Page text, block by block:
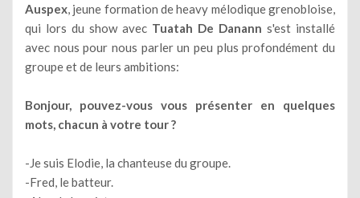
Auspex, jeune formation de heavy mélodique grenobloise,
qui lors du show avec Tuatah De Danann s'est installé
avec nous pour nous parler un peu plus profondément du
groupe et de leurs ambitions:
Bonjour, pouvez-vous vous présenter en quelques
mots, chacun à votre tour ?
-Je suis Elodie, la chanteuse du groupe.
-Fred, le batteur.